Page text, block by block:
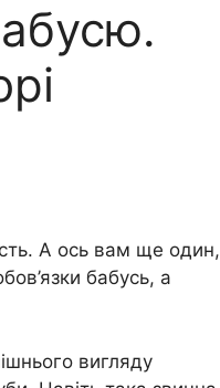
А ось вам ще один,
бабусь, а
вигляду